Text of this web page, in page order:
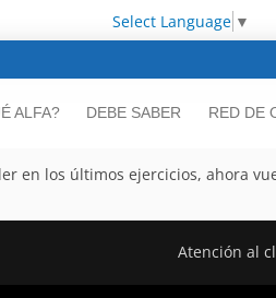
Select Language ▼
ALFA? DEBE SABER RED DE
en los últimos ejercicios, ahora
Atención al